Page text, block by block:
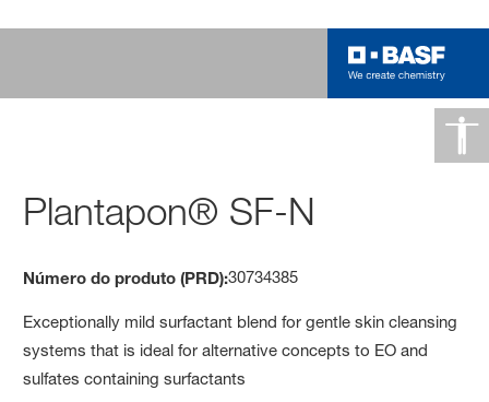
Plantapon® SF-N
Número do produto (PRD):30734385
Exceptionally mild surfactant blend for gentle skin cleansing
systems that is ideal for alternative concepts to EO and
sulfates containing surfactants